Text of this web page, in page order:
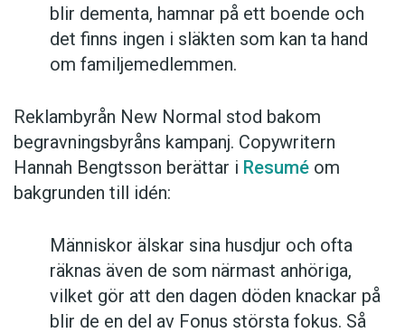
blir dementa, hamnar på ett boende och
det finns ingen i släkten som kan ta hand
om familjemedlemmen.
Reklambyrån New Normal stod bakom
begravningsbyråns kampanj. Copywritern
Hannah Bengtsson berättar i Resumé om
bakgrunden till idén:
Människor älskar sina husdjur och ofta
räknas även de som närmast anhöriga,
vilket gör att den dagen döden knackar på
blir de en del av Fonus största fokus. Så